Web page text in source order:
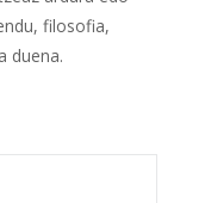
filosofia,
duena.